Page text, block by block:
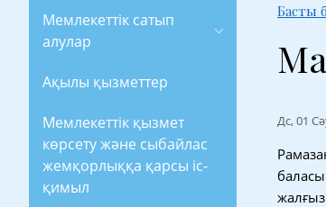
Мемлекеттік сатып
алулар
Ақылы қызметтер
Мемлекеттік қызмет
көрсету және сыбайлас
жемқорлыққа қарсы іс-
қимыл
Басты
Дс, 01